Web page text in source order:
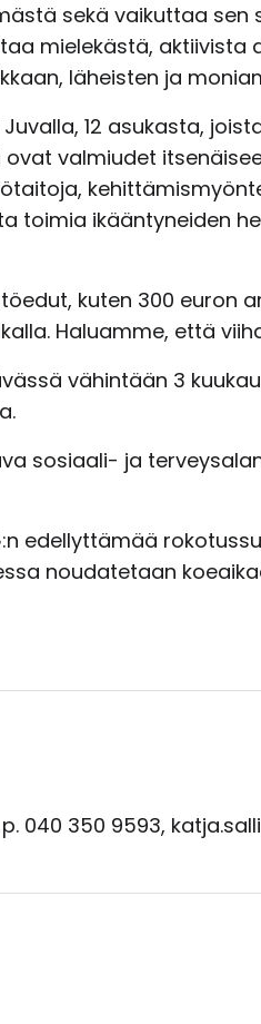
sekä vaikuttaa sen
mielekästä, aktiivista
läheisten ja
12 asukasta,
valmiudet
ikääntyneiden
kuten 300 euron
Haluamme, että
vähintään 3
sosiaali- ja
edellyttämää
noudatetaan
040 350 9593,